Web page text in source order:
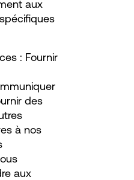
aux
: Fournir
des
à nos
aux